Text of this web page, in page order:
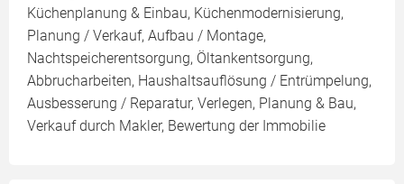
Küchenplanung & Einbau, Küchenmodernisierung,
Planung / Verkauf, Aufbau / Montage,
Nachtspeicherentsorgung, Öltankentsorgung,
Abbrucharbeiten, Haushaltsauflösung / Entrümpelung,
Ausbesserung / Reparatur, Verlegen, Planung & Bau,
Verkauf durch Makler, Bewertung der Immobilie